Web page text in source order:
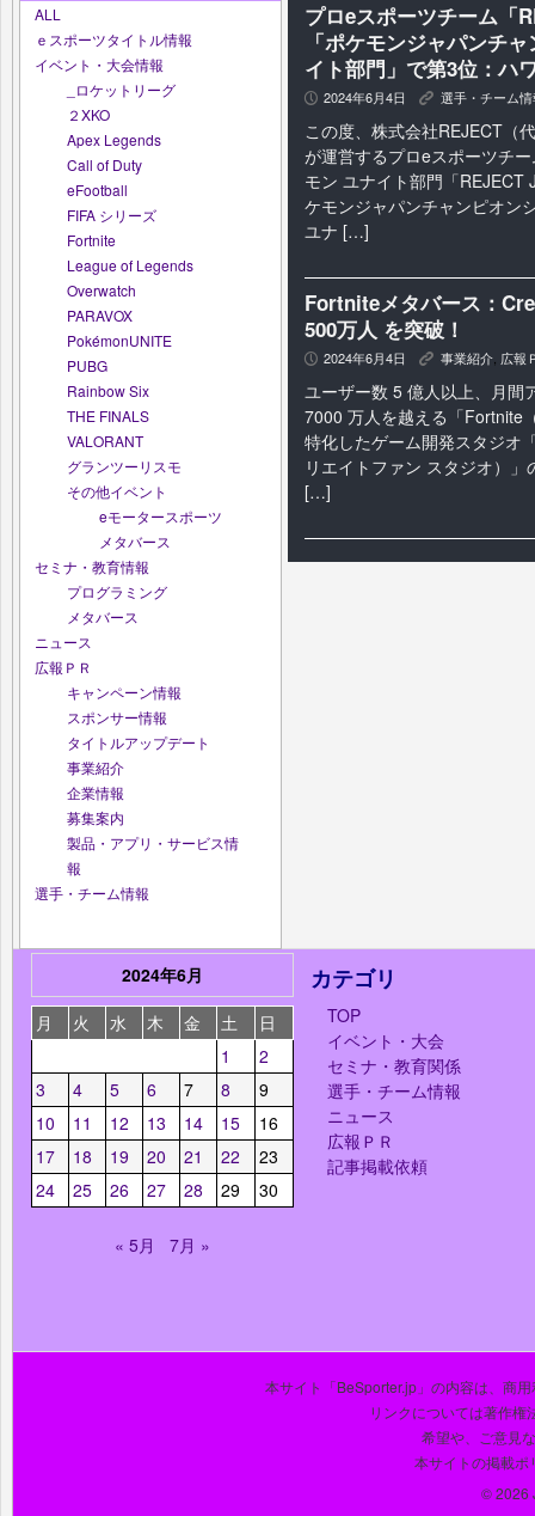
ALL
ｅスポーツタイトル情報
イベント・大会情報
_ロケットリーグ
２XKO
Apex Legends
Call of Duty
eFootball
FIFA シリーズ
Fortnite
League of Legends
Overwatch
PARAVOX
PokémonUNITE
PUBG
Rainbow Six
THE FINALS
VALORANT
グランツーリスモ
その他イベント
eモータースポーツ
メタバース
セミナ・教育情報
プログラミング
メタバース
ニュース
広報ＰＲ
キャンペーン情報
スポンサー情報
タイトルアップデート
事業紹介
企業情報
募集案内
製品・アプリ・サービス情
報
選手・チーム情報
プロeスポーツチーム「
「ポケモンジャパンチ
イト部門」で第3位：ハ
P 2024年6月4日 K 選手・チーム
この度、株式会社REJECT（
が運営するプロeスポーツチ
モン ユナイト部門「REJECT
ケモンジャパンチャンピオン
ユナ […]
Fortniteメタバース：
500万人 を突破！
P 2024年6月4日 K 事業紹介, 広報
ユーザー数 5 億人以上、月間
7000 万人を越える「Fortnite
特化したゲーム開発スタジオ
リエイトファン スタジオ）
[…]
2024年6月
月
火 水 木 金 土
日
1
2
3
4 5 6 7 8
9
10
11 12 13 14 15
16
17
18 19 20 21 22
23
24
25 26 27 28 29 30
« 5月 7月 »
カテゴリ
TOP
イベント・大会
セミナ・教育関係
選手・チーム情報
ニュース
広報ＰＲ
記事掲載依頼
本サイト「BeSporter.jp」の内容は、商
リンクについては著作権
希望や、ご意見
本サイトの掲載ポ
© 2026